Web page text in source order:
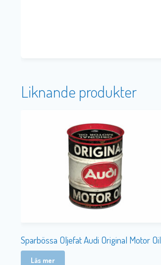
Liknande produkter
Sparbössa Oljefat Audi Original Motor Oil
Läs mer